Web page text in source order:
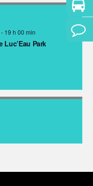
19 h 00 min
Luc’Eau Park